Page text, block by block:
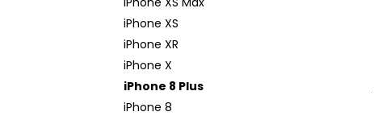
iPhone XS
iPhone XR
iPhone X
iPhone 8 Plus
iPhone 8